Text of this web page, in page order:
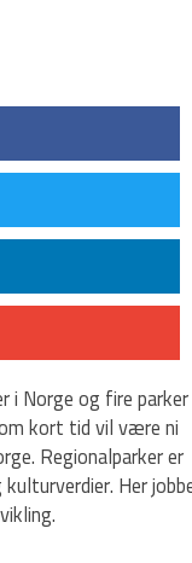
i Norge og fire parker
kort tid vil være ni
Regionalparker er
Her